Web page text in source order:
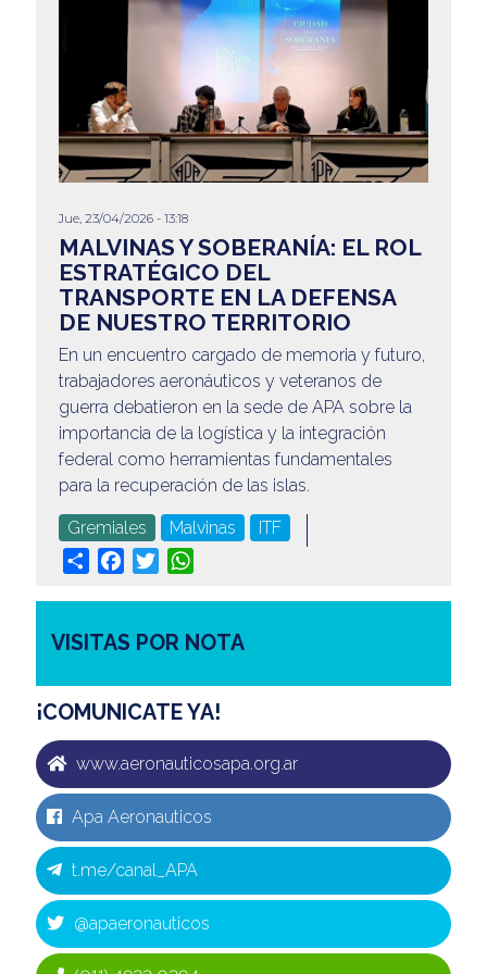
Jue, 23/04/2026 - 13:18
MALVINAS Y SOBERANÍA: EL ROL
ESTRATÉGICO DEL
TRANSPORTE EN LA DEFENSA
DE NUESTRO TERRITORIO
En un encuentro cargado de memoria y futuro,
trabajadores aeronáuticos y veteranos de
guerra debatieron en la sede de APA sobre la
importancia de la logística y la integración
federal como herramientas fundamentales
para la recuperación de las islas.
Gremiales Malvinas
ITF
Share Facebook
Twitter
VISITAS POR NOTA
¡COMUNICATE YA!
www.aeronauticosapa.org.ar
Apa Aeronauticos
t.me/canal_APA
@apaeronauticos